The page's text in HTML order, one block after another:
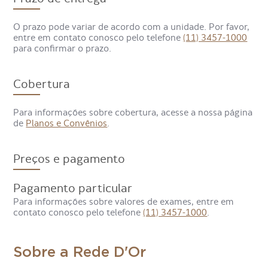
Computadorizada de Segmento
Apendicular de Perna?
A Tomografia Computadorizada de Segmento Apendicular
de Perna é um exame que auxilia no diagnóstico de lesões
O prazo pode variar de acordo com a unidade. Por favor,
entre em contato conosco pelo telefone(11) 3457-1000
para confirmar o prazo.
Cobertura
Para informações sobre cobertura, acesse a nossa página
de Planos e Convênios
Preços e pagamento
Pagamento particular
Para informações sobre valores de exames, entre em
contato conosco pelo telefone(11) 3457-1000
Sobre a Rede D'Or